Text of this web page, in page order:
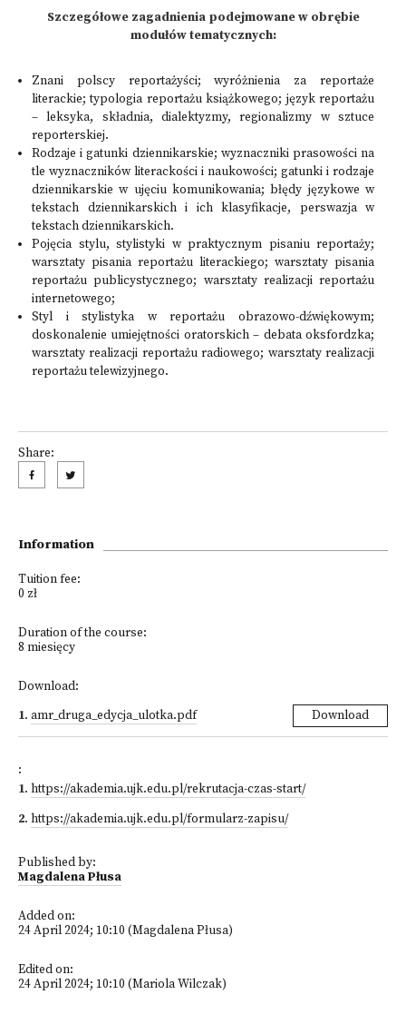
Szczegółowe zagadnienia podejmowane w obrębie
modułów tematycznych:
Znani polscy reportażyści; wyróżnienia za reportaże
literackie; typologia reportażu książkowego; język reportażu
– leksyka, składnia, dialektyzmy, regionalizmy w sztuce
reporterskiej.
Rodzaje i gatunki dziennikarskie; wyznaczniki prasowości na
tle wyznaczników literackości i naukowości; gatunki i rodzaje
dziennikarskie w ujęciu komunikowania; błędy językowe w
tekstach dziennikarskich i ich klasyfikacje, perswazja w
tekstach dziennikarskich.
Pojęcia stylu, stylistyki w praktycznym pisaniu reportaży;
warsztaty pisania reportażu literackiego; warsztaty pisania
reportażu publicystycznego; warsztaty realizacji reportażu
internetowego;
Styl i stylistyka w reportażu obrazowo-dźwiękowym;
doskonalenie umiejętności oratorskich – debata oksfordzka;
warsztaty realizacji reportażu radiowego; warsztaty realizacji
reportażu telewizyjnego.
Share:
Information
Tuition fee:
0 zł
Duration of the course:
8 miesięcy
Download:
1. amr_druga_edycja_ulotka.pdf Download
:
1. https://akademia.ujk.edu.pl/rekrutacja-czas-start/
2. https://akademia.ujk.edu.pl/formularz-zapisu/
Published by:
Magdalena Płusa
Added on:
24 April 2024; 10:10 (Magdalena Płusa)
Edited on:
24 April 2024; 10:10 (Mariola Wilczak)